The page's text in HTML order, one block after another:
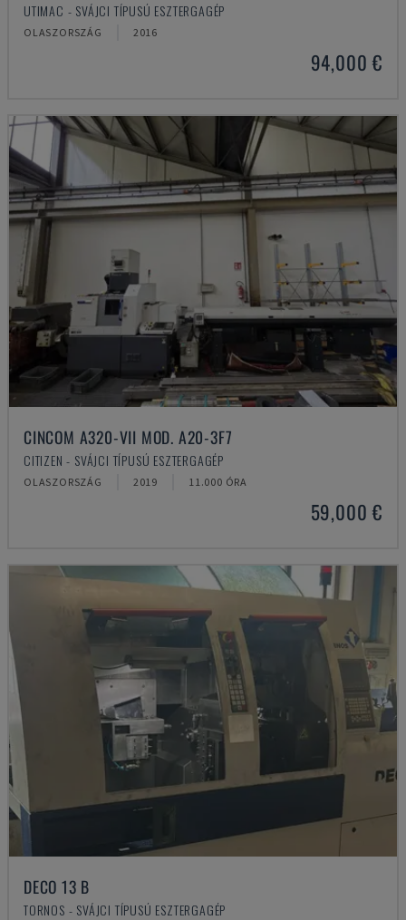
UTIMAC - SVÁJCI TÍPUSÚ ESZTERGAGÉP
OLASZORSZÁG 2016
94,000 €
CINCOM A320-VII MOD. A20-3F7
CITIZEN - SVÁJCI TÍPUSÚ ESZTERGAGÉP
OLASZORSZÁG 2019 11.000 ÓRA
59,000 €
DECO 13 B
TORNOS - SVÁJCI TÍPUSÚ ESZTERGAGÉP